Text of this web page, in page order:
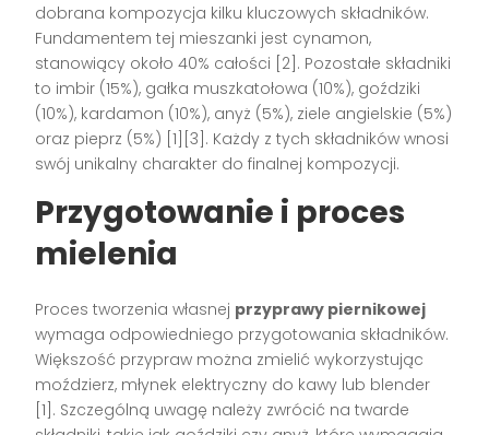
dobrana kompozycja kilku kluczowych składników.
Fundamentem tej mieszanki jest cynamon,
stanowiący około 40% całości [2]. Pozostałe składniki
to imbir (15%), gałka muszkatołowa (10%), goździki
(10%), kardamon (10%), anyż (5%), ziele angielskie (5%)
oraz pieprz (5%) [1][3]. Każdy z tych składników wnosi
swój unikalny charakter do finalnej kompozycji.
Przygotowanie i proces
mielenia
Proces tworzenia własnej przyprawy piernikowej
wymaga odpowiedniego przygotowania składników.
Większość przypraw można zmielić wykorzystując
moździerz, młynek elektryczny do kawy lub blender
[1]. Szczególną uwagę należy zwrócić na twarde